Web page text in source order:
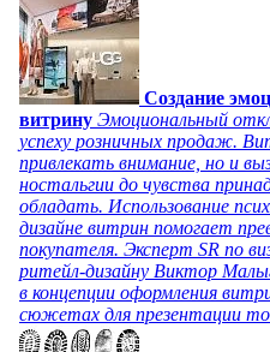
Создание
витрину Эмоциональный
успеху розничных продаж.
привлекать внимание, но и
ностальгии до чувства
обладать. Использование
дизайне витрин помогает
покупателя. Эксперт SR по
ритейл-дизайну Виктор
в концепции оформления
сюжетах для презентации